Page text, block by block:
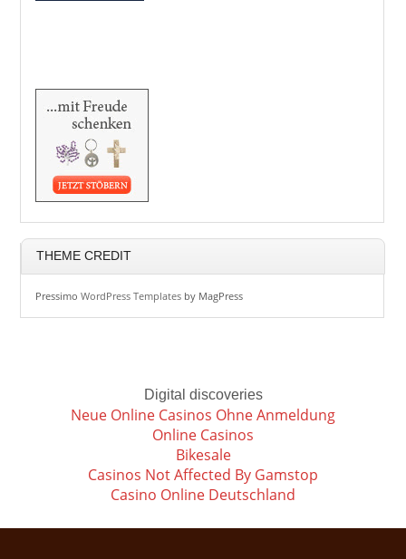
THEME CREDIT
PressimoWordPress Templates by MagPress
Digital discoveries
Neue Online Casinos Ohne Anmeldung
Online Casinos
Bikesale
Casinos Not Affected By Gamstop
Casino Online Deutschland